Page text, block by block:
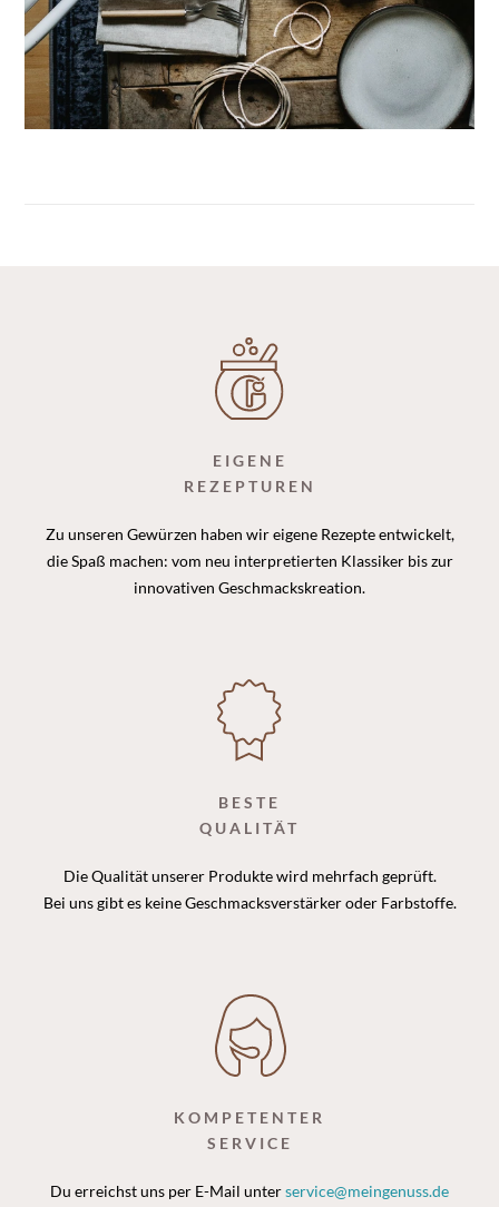
EIGENE
REZEPTUREN
Zu unseren Gewürzen haben wir eigene Rezepte entwickelt,
die Spaß machen: vom neu interpretierten Klassiker bis zur
innovativen Geschmackskreation.
BESTE
QUALITÄT
Die Qualität unserer Produkte wird mehrfach geprüft.
Bei uns gibt es keine Geschmacksverstärker oder Farbstoffe.
KOMPETENTER
SERVICE
Du erreichst uns per E-Mail unterservice@meingenuss.de